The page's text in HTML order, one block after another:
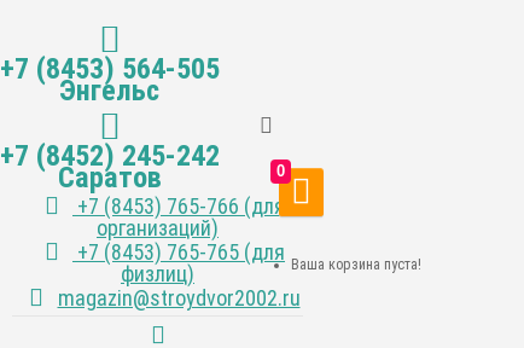
+7 (8453) 564-505
Энгельс
+7 (8452) 245-242
Саратов
+7 (8453) 765-766 (для
организаций)
+7 (8453) 765-765 (для
физлиц)
magazin@stroydvor2002.ru
0
Ваша корзина пуста!